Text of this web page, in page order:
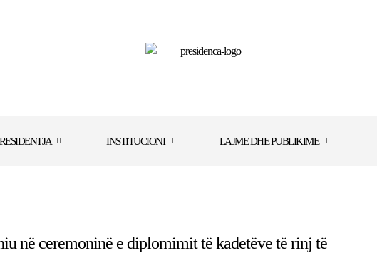
INSTITUCIONI LAJME DHE PUBLIKIME
në ceremoninë e diplomimit të kadetëve të rinj të